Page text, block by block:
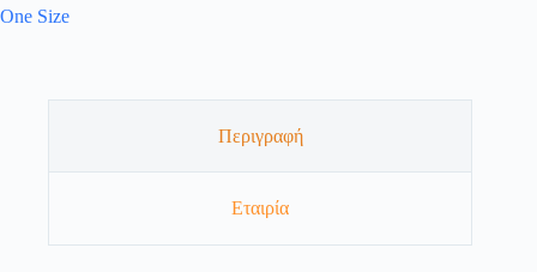
One Size
Περιγραφή
Εταιρία